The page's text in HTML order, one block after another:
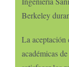
Berkeley
La aceptación
académicas